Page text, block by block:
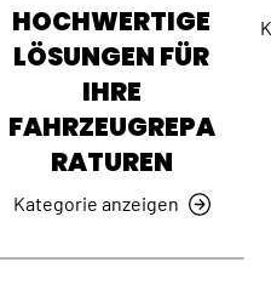
HOCHWERTIGE
LÖSUNGEN FÜR
IHRE
FAHRZEUGREPA
RATUREN
Kategorie anzeigen